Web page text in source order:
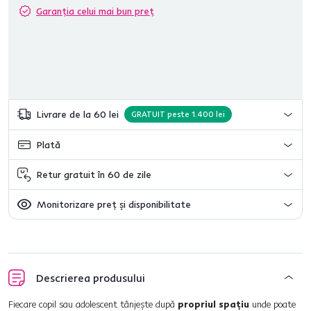
Garanția celui mai bun preț
Livrare de la 60 lei GRATUIT peste 1.400 lei
Plată
Retur gratuit în 60 de zile
Monitorizare preț și disponibilitate
Descrierea produsului
Fiecare copil sau adolescent tânjeşte după propriul spaţiu unde poate